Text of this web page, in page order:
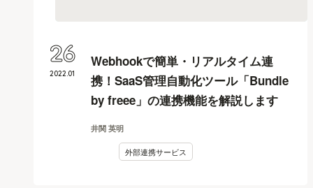
Webhookで簡単・リアルタイム連
携！SaaS管理自動化ツール「Bundle
by freee」の連携機能を解説します
井関 英明
外部連携サービス
2022.01
26